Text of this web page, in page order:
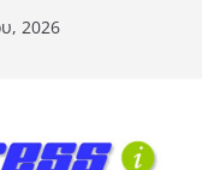
2026